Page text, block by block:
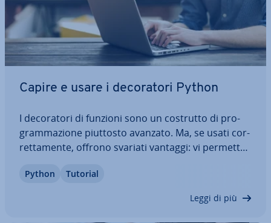
Capire e usare i de­co­ra­to­ri Python
I de­co­ra­to­ri di funzioni sono un costrutto di pro­
gram­ma­zio­ne piuttosto avanzato. Ma, se usati cor­
ret­ta­men­te, offrono svariati vantaggi: vi per­met­to­
ma anche di integrare in modo elegante i controlli
Python Tutorial
Leggi di più